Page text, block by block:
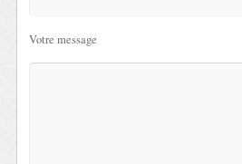
Votre message